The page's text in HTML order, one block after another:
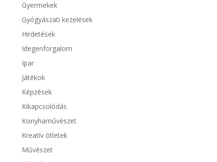
Gyermekek
Gyógyászati kezelések
Hirdetések
Idegenforgalom
Ipar
Játékok
Képzések
Kikapcsolódás
Konyhaművészet
Kreatív ötletek
Művészet